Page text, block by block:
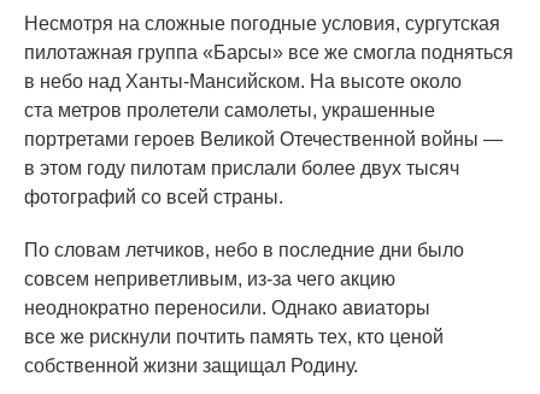
Несмотря на сложные погодные условия, сургутская
пилотажная группа «Барсы» все же смогла подняться
в небо над Ханты-Мансийском. На высоте около
ста метров пролетели самолеты, украшенные
портретами героев Великой Отечественной войны —
в этом году пилотам прислали более двух тысяч
фотографий со всей страны.
По словам летчиков, небо в последние дни было
совсем неприветливым, из-за чего акцию
неоднократно переносили. Однако авиаторы
все же рискнули почтить память тех, кто ценой
собственной жизни защищал Родину.